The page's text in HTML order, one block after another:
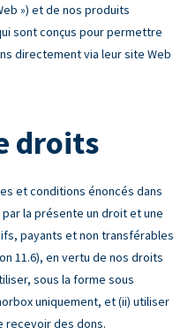
») et de nos produits
sont conçus pour permettre
directement via leur site Web
droits
et conditions énoncés dans
la présente un droit et une
payants et non transférables
11.6), en vertu de nos droits
sous la forme sous
uniquement, et (ii) utiliser
recevoir des dons.